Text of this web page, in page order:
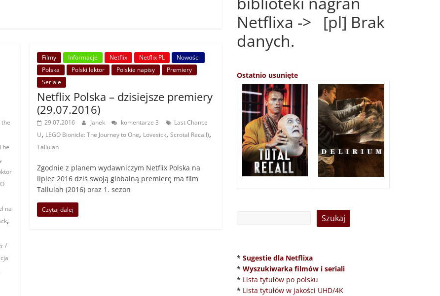
the
,
na
,
/
Filmy Informacje Netflix Netflix PL
Nowości
Polska
Polski lektor Polskie napisy
Premiery
Seriale
Netflix Polska – dzisiejsze premiery
(29.07.2016)
29.07.2016 Janek komentarze 3
Last Chance
U, LEGO Bionicle: The Journey to One, Lovesick,Scrotal Recall),
Tallulah
Zgodnie z planem wydawniczym Netflix Polska na
lipiec 2016 dziś swoją globalną premierę ma film
Tallulah (2016) oraz 1. sezon
Czytaj dalej
Netflixa -> [pl] Brak
danych.
Ostatnio usunięte
* Sugestie dla Netflixa
* Wyszukiwarka filmów i seriali
* Lista tytułów po polsku
* Lista tytułów w jakości UHD/4K